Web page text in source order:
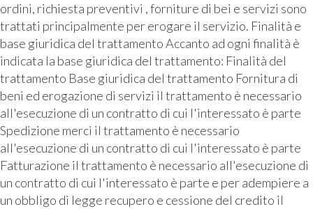
ordini, richiesta preventivi , forniture di bei e servizi sono
trattati principalmente per erogare il servizio. Finalità e
base giuridica del trattamento Accanto ad ogni finalità è
indicata la base giuridica del trattamento: Finalità del
trattamento Base giuridica del trattamento Fornitura di
beni ed erogazione di servizi il trattamento è necessario
all'esecuzione di un contratto di cui l'interessato è parte
Spedizione merci il trattamento è necessario
all'esecuzione di un contratto di cui l'interessato è parte
Fatturazione il trattamento è necessario all'esecuzione di
un contratto di cui l'interessato è parte e per adempiere a
un obbligo di legge recupero e cessione del credito il